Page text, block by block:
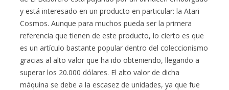
y está interesado en un producto en particular: la Atari
Cosmos. Aunque para muchos pueda ser la primera
referencia que tienen de este producto, lo cierto es que
es un artículo bastante popular dentro del coleccionismo
gracias al alto valor que ha ido obteniendo, llegando a
superar los 20.000 dólares. El alto valor de dicha
máquina se debe a la escasez de unidades, ya que fue